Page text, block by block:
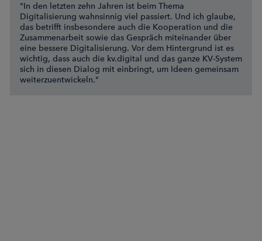
"In den letzten zehn Jahren ist beim Thema
Digitalisierung wahnsinnig viel passiert. Und ich glaube,
das betrifft insbesondere auch die Kooperation und die
Zusammenarbeit sowie das Gespräch miteinander über
eine bessere Digitalisierung. Vor dem Hintergrund ist es
wichtig, dass auch die kv.digital und das ganze KV-System
sich in diesen Dialog mit einbringt, um Ideen gemeinsam
weiterzuentwickeln."